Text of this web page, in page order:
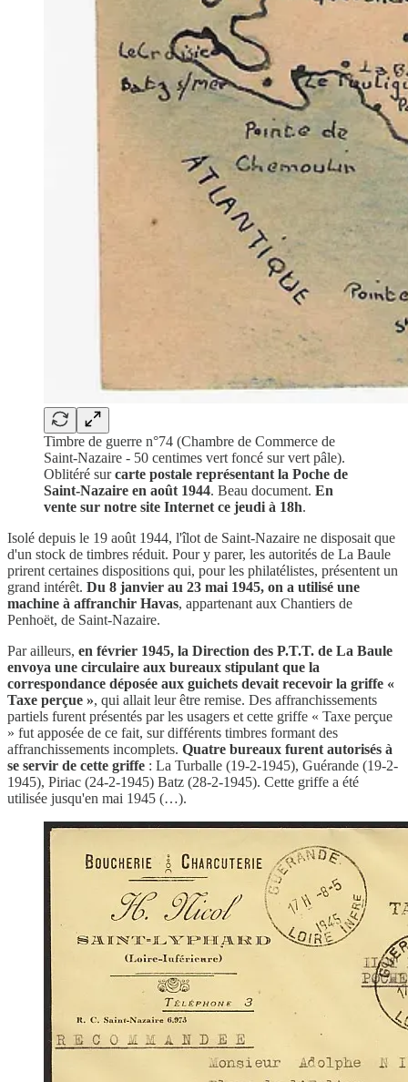
Timbre de guerre n°74 (Chambre de Commerce de
Saint-Nazaire - 50 centimes vert foncé sur vert pâle).
Oblitéré surcarte postale représentant la Poche de
Saint-Nazaire en août 1944. Beau document. En
vente sur notre site Internet ce jeudi à 18h.
Isolé depuis le 19 août 1944, l'îlot de Saint-Nazaire ne disposait que
d'un stock de timbres réduit. Pour y parer, les autorités de La Baule
prirent certaines dispositions qui, pour les philatélistes, présentent un
grand intérêt. Du 8 janvier au 23 mai 1945, on a utilisé une
machine à affranchir Havas, appartenant aux Chantiers de
Penhoët, de Saint-Nazaire.
Par ailleurs, en février 1945, la Direction des P.T.T. de La Baule
envoya une circulaire aux bureaux stipulant que la
correspondance déposée aux guichets devait recevoir la griffe «
Taxe perçue », qui allait leur être remise. Des affranchissements
partiels furent présentés par les usagers et cette griffe « Taxe perçue
» fut apposée de ce fait, sur différents timbres formant des
affranchissements incomplets. Quatre bureaux furent autorisés à
se servir de cette griffe : La Turballe (19-2-1945), Guérande (19-2-
1945), Piriac (24-2-1945) Batz (28-2-1945). Cette griffe a été
utilisée jusqu'en mai 1945 (…).